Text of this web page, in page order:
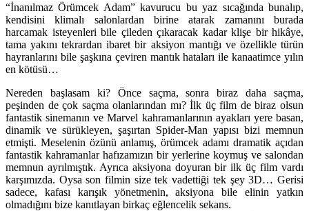
“İnanılmaz Örümcek Adam” kavurucu bu yaz sıcağında bunalıp,
kendisini klimalı salonlardan birine atarak zamanını burada
harcamak isteyenleri bile çileden çıkaracak kadar klişe bir hikâye,
tama yakını tekrardan ibaret bir aksiyon mantığı ve özellikle türün
hayranlarını bile şaşkına çeviren mantık hataları ile kanaatimce yılın
en kötüsü…
Nereden başlasam ki? Önce saçma, sonra biraz daha saçma,
peşinden de çok saçma olanlarından mı? İlk üç film de biraz olsun
fantastik sinemanın ve Marvel kahramanlarının ayakları yere basan,
dinamik ve sürükleyen, şaşırtan Spider-Man yapısı bizi memnun
etmişti. Meselenin özünü anlamış, örümcek adamı dramatik açıdan
fantastik kahramanlar hafızamızın bir yerlerine koymuş ve salondan
memnun ayrılmıştık. Ayrıca aksiyona doyuran bir ilk üç film vardı
karşımızda. Oysa son filmin size tek vadettiği tek şey 3D… Gerisi
sadece, kafası karışık yönetmenin, aksiyona bile elinin yatkın
olmadığını bize kanıtlayan birkaç eğlencelik sekans.